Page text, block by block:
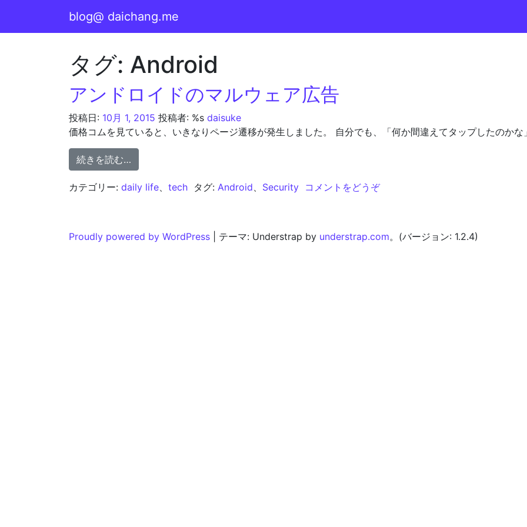
メインナビゲーション
blog@ daichang.me
タグ: Android
アンドロイドのマルウェア広告
投稿日: 10月 1, 2015 投稿者: %s daisuke
価格コムを見ていると、いきなりページ遷移が発生しました。 自分でも、「何か間違えてタップしたのか
続きを読む…
カテゴリー: daily life、 tech タグ: Android、 Security コメントをどうぞ(アンドロイドのマルウェア広告)
Proudly powered by WordPress テーマ: Understrap by understrap.com。(バージョン: 1.2.4)